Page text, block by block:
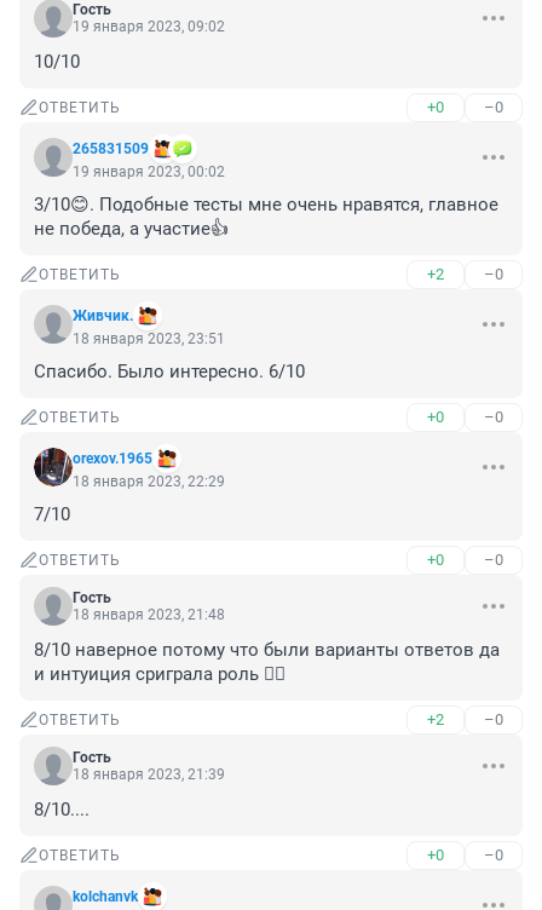
Гость
19 января 2023, 09:02
10/10
ОТВЕТИТЬ +0 –0
265831509
19 января 2023, 00:02
3/10😊. Подобные тесты мне очень нравятся, главное
не победа, а участие👍
ОТВЕТИТЬ +2 –0
Живчик.
18 января 2023, 23:51
Спасибо. Было интересно. 6/10
ОТВЕТИТЬ +0 –0
orexov.1965
18 января 2023, 22:29
7/10
ОТВЕТИТЬ +0 –0
Гость
18 января 2023, 21:48
8/10 наверное потому что были варианты ответов да
и интуиция сриграла роль 🤷‍♂️
ОТВЕТИТЬ +2 –0
Гость
18 января 2023, 21:39
8/10....
ОТВЕТИТЬ +0 –0
kolchanvk